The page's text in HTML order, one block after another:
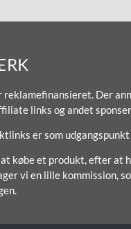
reklamefinansieret. Der
links og andet
er som
købe et produkt, efter at
vi en lille kommission,